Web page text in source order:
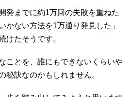
発までに約1万回の失敗を重ねた
かない方法を1万通り発見した」
けたそうです。
ことを、誰にもできないくらいや
秘訣なのかもしれません。